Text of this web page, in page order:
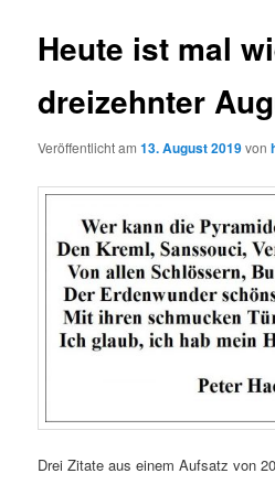
Heute ist mal
dreizehnter
Veröffentlicht am13. August 2019von
Drei Zitate aus einem Aufsatz von